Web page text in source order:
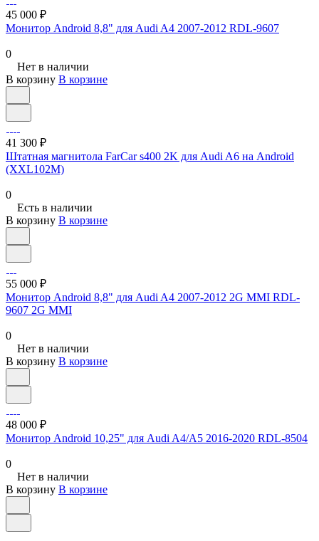
45 000 ₽
Монитор Android 8,8" для Audi A4 2007-2012 RDL-9607
0
Нет в наличии
В корзину В корзине
41 300 ₽
Штатная магнитола FarCar s400 2K для Audi A6 на Android
(XXL102M)
0
Есть в наличии
В корзину В корзине
55 000 ₽
Монитор Android 8,8" для Audi A4 2007-2012 2G MMI RDL-
9607 2G MMI
0
Нет в наличии
В корзину В корзине
48 000 ₽
Монитор Android 10,25" для Audi A4/A5 2016-2020 RDL-8504
0
Нет в наличии
В корзину В корзине